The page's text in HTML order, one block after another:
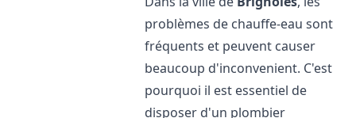
problèmes de chauffe-eau sont
fréquents et peuvent causer
beaucoup d'inconvenient. C'est
pourquoi il est essentiel de
disposer d'un plombier